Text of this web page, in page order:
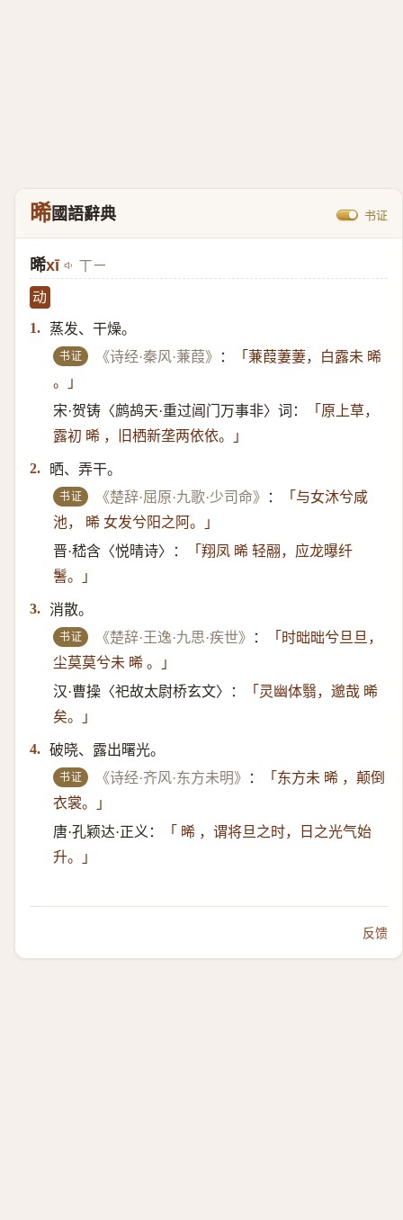
晞國語辭典 书证
晞xī ㄒㄧ
动
1.
蒸发、干燥。
书证 《诗经·秦风·蒹葭》 ：
「蒹葭萋萋，白露未 晞
。」
宋·贺铸〈鹧鸪天·重过阊门万事非〉词：
「原上草，
露初 晞 ，旧栖新垄两依依。」
2. 晒、弄干。
书证 《楚辞·屈原·九歌·少司命》 ：
「与女沐兮咸
池， 晞 女发兮阳之阿。」
晋·嵇含〈悦晴诗〉：
「翔凤 晞 轻翮，应龙曝纤
鬐。」
3. 消散。
书证 《楚辞·王逸·九思·疾世》 ：
「时昢昢兮旦旦，
尘莫莫兮未 晞 。」
汉·曹操〈祀故太尉桥玄文〉：
「灵幽体翳，邈哉 晞
矣。」
4. 破晓、露出曙光。
书证 《诗经·齐风·东方未明》 ：
「东方未 晞 ，颠倒
衣裳。」
唐·孔颖达·正义：
「 晞 ，谓将旦之时，日之光气始
升。」
反馈